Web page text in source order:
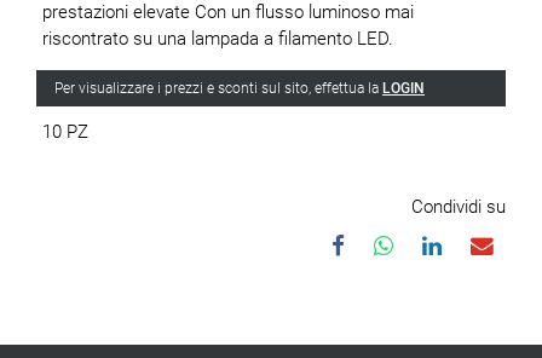
prestazioni elevate Con un flusso luminoso mai
riscontrato su una lampada a filamento LED.
Per visualizzare i prezzi e sconti sul sito, effettua la LOGIN
10 PZ
Condividi su